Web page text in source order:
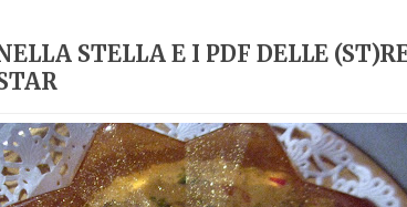
STELLA E I PDF DELLE